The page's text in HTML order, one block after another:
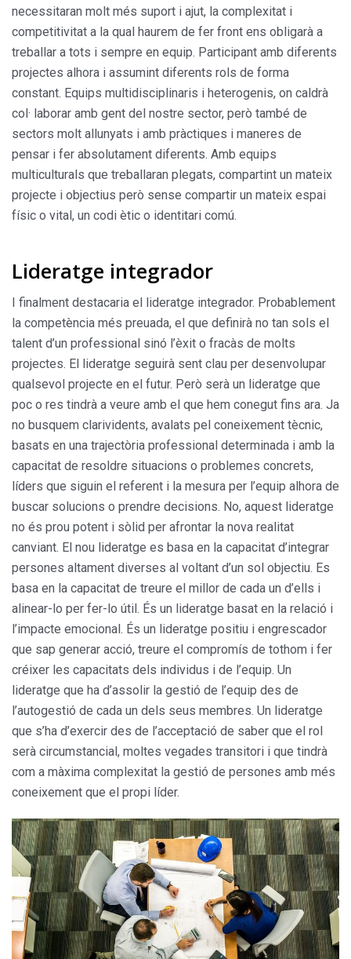
necessitaran molt més suport i ajut, la complexitat i
competitivitat a la qual haurem de fer front ens obligarà a
treballar a tots i sempre en equip. Participant amb diferents
projectes alhora i assumint diferents rols de forma
constant. Equips multidisciplinaris i heterogenis, on caldrà
col· laborar amb gent del nostre sector, però també de
sectors molt allunyats i amb pràctiques i maneres de
pensar i fer absolutament diferents. Amb equips
multiculturals que treballaran plegats, compartint un mateix
projecte i objectius però sense compartir un mateix espai
físic o vital, un codi ètic o identitari comú.
Lideratge integrador
I finalment destacaria el lideratge integrador. Probablement
la competència més preuada, el que definirà no tan sols el
talent d’un professional sinó l’èxit o fracàs de molts
projectes. El lideratge seguirà sent clau per desenvolupar
qualsevol projecte en el futur. Però serà un lideratge que
poc o res tindrà a veure amb el que hem conegut fins ara. Ja
no busquem clarividents, avalats pel coneixement tècnic,
basats en una trajectòria professional determinada i amb la
capacitat de resoldre situacions o problemes concrets,
líders que siguin el referent i la mesura per l’equip alhora de
buscar solucions o prendre decisions. No, aquest lideratge
no és prou potent i sòlid per afrontar la nova realitat
canviant. El nou lideratge es basa en la capacitat d’integrar
persones altament diverses al voltant d’un sol objectiu. Es
basa en la capacitat de treure el millor de cada un d’ells i
alinear-lo per fer-lo útil. És un lideratge basat en la relació i
l’impacte emocional. És un lideratge positiu i engrescador
que sap generar acció, treure el compromís de tothom i fer
créixer les capacitats dels individus i de l’equip. Un
lideratge que ha d’assolir la gestió de l’equip des de
l’autogestió de cada un dels seus membres. Un lideratge
que s’ha d’exercir des de l’acceptació de saber que el rol
serà circumstancial, moltes vegades transitori i que tindrà
com a màxima complexitat la gestió de persones amb més
coneixement que el propi líder.